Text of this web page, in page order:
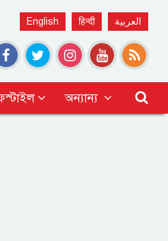
English हिन्दी العربية
অন্যান্য